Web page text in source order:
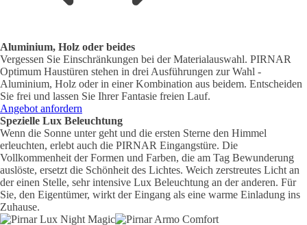
Aluminium, Holz oder beides
Vergessen Sie Einschränkungen bei der Materialauswahl. PIRNAR
Optimum Haustüren stehen in drei Ausführungen zur Wahl -
Aluminium, Holz oder in einer Kombination aus beidem. Entscheiden
Sie frei und lassen Sie Ihrer Fantasie freien Lauf.
Angebot anfordern
Spezielle Lux Beleuchtung
Wenn die Sonne unter geht und die ersten Sterne den Himmel
erleuchten, erlebt auch die PIRNAR Eingangstüre. Die
Vollkommenheit der Formen und Farben, die am Tag Bewunderung
auslöste, ersetzt die Schönheit des Lichtes. Weich zerstreutes Licht an
der einen Stelle, sehr intensive Lux Beleuchtung an der anderen. Für
Sie, den Eigentümer, wirkt der Eingang als eine warme Einladung ins
Zuhause.